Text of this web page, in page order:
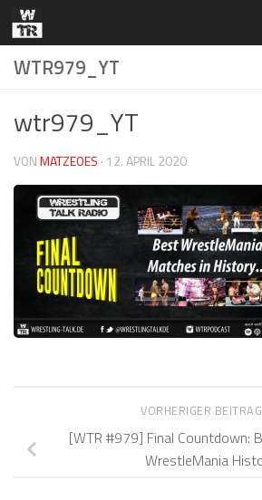
Zum Inhalt springen
WTR979_YT
wtr979_YT
VONMATZEOES · 12. APRIL 2020
VORHERIGER BEITRAG
[WTR #979] Final Countdown:
WrestleMania